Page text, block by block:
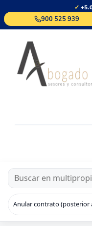
al
contenido
✓
900 525 939
Anular contrato (posterior